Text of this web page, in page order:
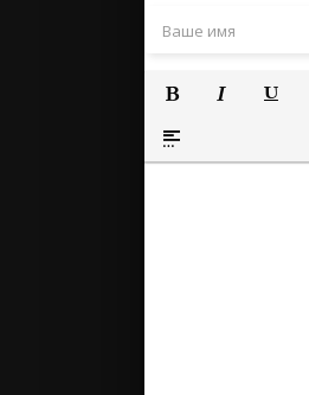
Полужирный
Вставка спойлера